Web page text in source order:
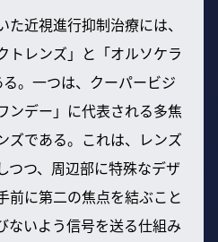
近視進行抑制治療には、
トレンズ」と「オルソケラ
。一つは、クーパービジ
ンデー」に代表される多焦
ズである。これは、レンズ
つつ、周辺部に特殊なデザ
前に第二の焦点を結ぶこと
ないよう信号を送る仕組み